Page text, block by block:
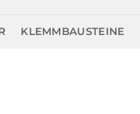
KLEMMBAUSTEINE